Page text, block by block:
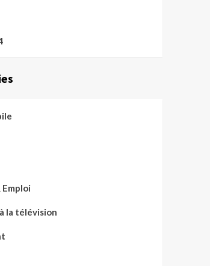
la télévision